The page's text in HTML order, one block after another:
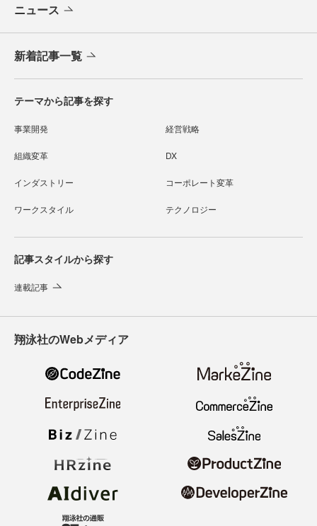
ニュース
新着記事一覧
テーマから記事を探す
事業開発 経営戦略
組織変革 DX
インダストリー コーポレート変革
ワークスタイル テクノロジー
記事スタイルから探す
連載記事
翔泳社のWebメディア